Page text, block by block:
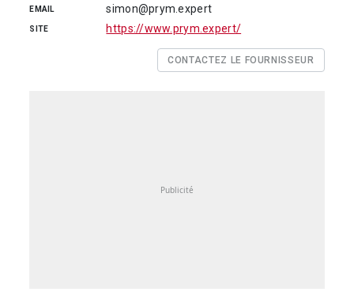
EMAIL simon@prym.expert
SITE https://www.prym.expert/
CONTACTEZ LE FOURNISSEUR